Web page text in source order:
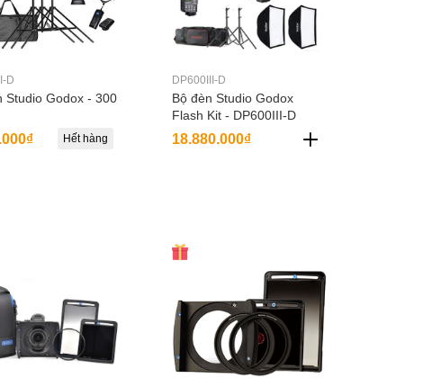
D
Studio Godox - 300
Hết hàng
DP600III-D
Bộ đèn Studio Godox
Flash Kit - DP600III-D
18.880.000₫